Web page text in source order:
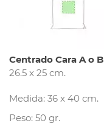
Centrado Cara A o B
26.5 x 25 cm.
Medida: 36 x 40 cm.
Peso: 50 gr.